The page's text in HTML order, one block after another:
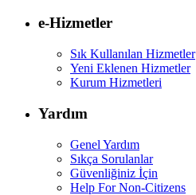
e-Hizmetler
Sık Kullanılan Hizmetler
Yeni Eklenen Hizmetler
Kurum Hizmetleri
Yardım
Genel Yardım
Sıkça Sorulanlar
Güvenliğiniz İçin
Help For Non-Citizens